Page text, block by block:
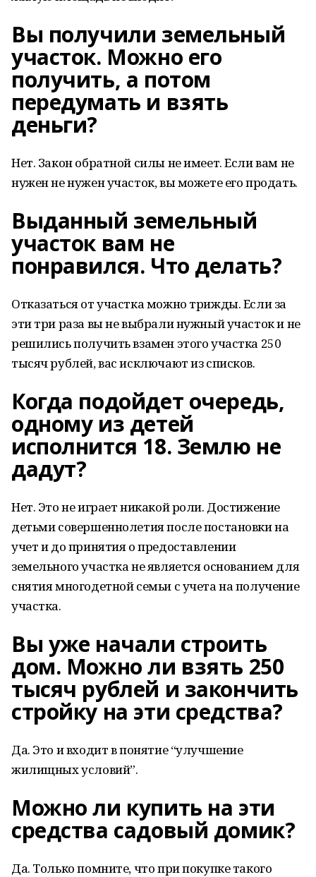
Вы получили земельный
участок. Можно его
получить, а потом
передумать и взять
деньги?
Нет. Закон обратной силы не имеет. Если вам не
нужен не нужен участок, вы можете его продать.
Выданный земельный
участок вам не
понравился. Что делать?
Отказаться от участка можно трижды. Если за
эти три раза вы не выбрали нужный участок и не
решились получить взамен этого участка 250
тысяч рублей, вас исключают из списков.
Когда подойдет очередь,
одному из детей
исполнится 18. Землю не
дадут?
Нет. Это не играет никакой роли. Достижение
детьми совершеннолетия после постановки на
учет и до принятия о предоставлении
земельного участка не является основанием для
снятия многодетной семьи с учета на получение
участка.
Вы уже начали строить
дом. Можно ли взять 250
тысяч рублей и закончить
стройку на эти средства?
Да. Это и входит в понятие “улучшение
жилищных условий”.
Можно ли купить на эти
средства садовый домик?
Да. Только помните, что при покупке такого